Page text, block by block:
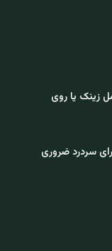
زینک یا روی
سردرد ضروری